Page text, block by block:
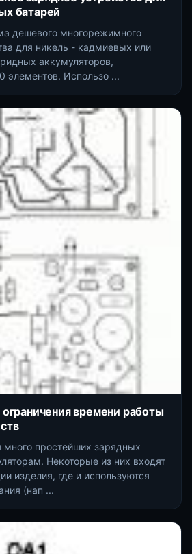
батарей
дешевого многорежимного
для никель - кадмиевых или
аккумуляторов,
элементов. Использо ...
времени работы
простейших зарядных
Некоторые из них входят
изделия, где и используются
(нап ...